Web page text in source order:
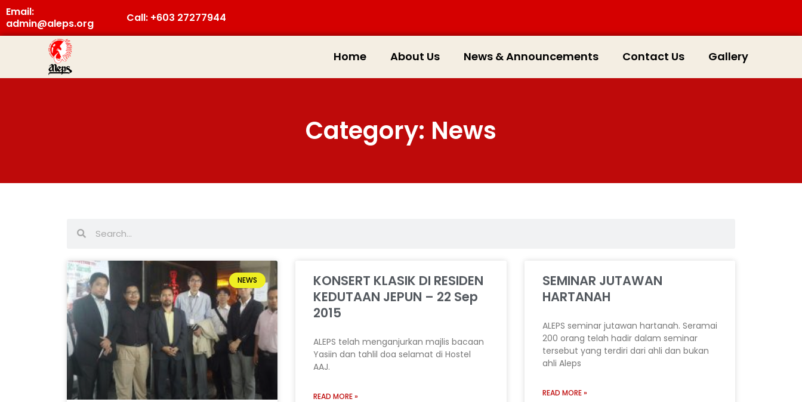
Skip
to
content
Email:
admin@aleps.org
Call: +603 27277944
Home About Us News & Announcements Contact Us Gallery
Category: News
NEWS
KONSERT KLASIK DI RESIDEN
KEDUTAAN JEPUN – 22 Sep
2015
ALEPS telah menganjurkan majlis bacaan
Yasiin dan tahlil doa selamat di Hostel
AAJ.
READ MORE »
SEMINAR JUTAWAN
HARTANAH
ALEPS seminar jutawan hartanah. Seramai
200 orang telah hadir dalam seminar
tersebut yang terdiri dari ahli dan bukan
ahli Aleps
READ MORE »